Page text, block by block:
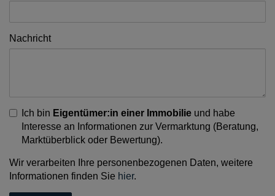
Nachricht
Ich bin Eigentümer:in einer Immobilie und habe
Interesse an Informationen zur Vermarktung (Beratung,
Marktüberblick oder Bewertung).
Wir verarbeiten Ihre personenbezogenen Daten, weitere
Informationen finden Sie hier.